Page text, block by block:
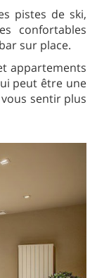
pistes de ski,
confortables
sur place.
appartements
peut être une
sentir plus